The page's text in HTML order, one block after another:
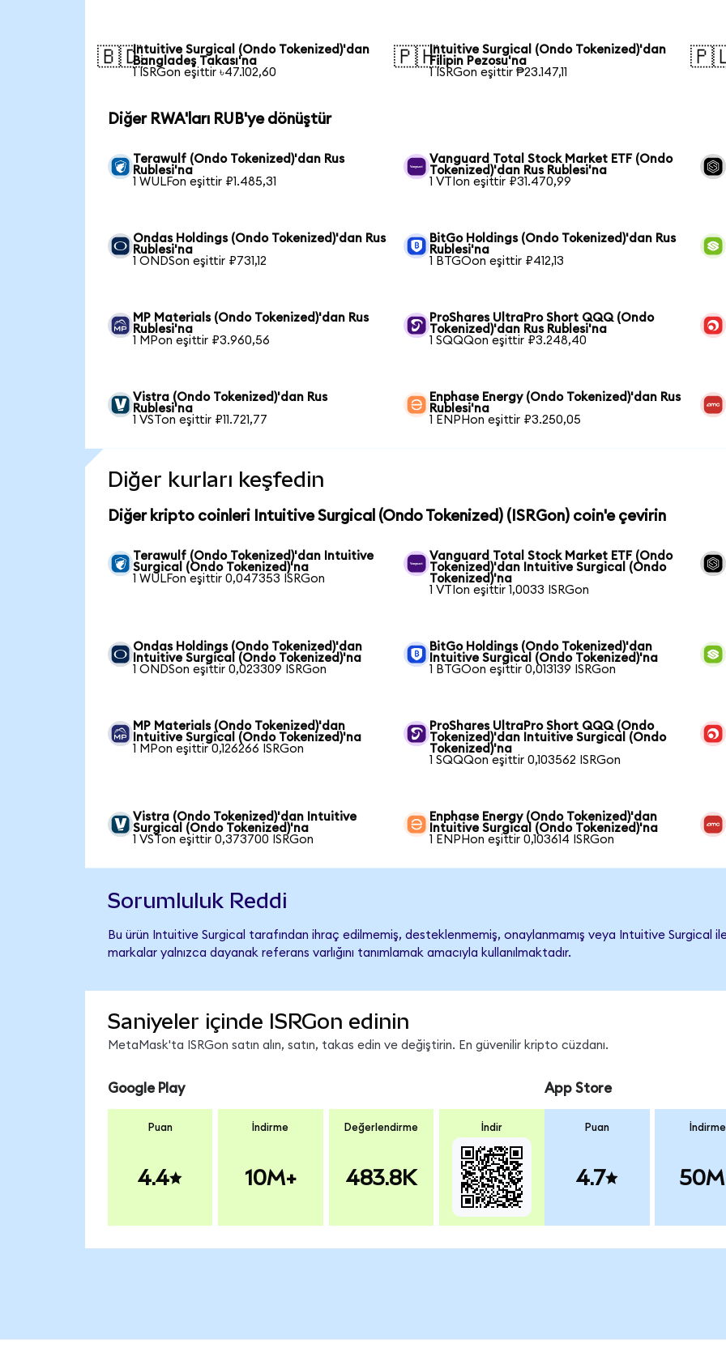
🇧🇩Intuitive Surgical (Ondo Tokenized)'dan
Bangladeş Takası'na
1 ISRGon eşittir ৳47.102,60
🇵🇭Intuitive Surgical (Ondo Tokenized)'dan
Filipin Pezosu'na
1 ISRGon eşittir ₱23.147,11
Diğer RWA'ları RUB'ye dönüştür
Terawulf (Ondo Tokenized)'dan Rus
Rublesi'na
1 WULFon eşittir ₽1.485,31
Vanguard Total Stock Market ETF (Ondo
Tokenized)'dan Rus Rublesi'na
1 VTIon eşittir ₽31.470,99
Ondas Holdings (Ondo Tokenized)'dan Rus
Rublesi'na
1 ONDSon eşittir ₽731,12
BitGo Holdings (Ondo Tokenized)'dan Rus
Rublesi'na
1 BTGOon eşittir ₽412,13
MP Materials (Ondo Tokenized)'dan Rus
Rublesi'na
1 MPon eşittir ₽3.960,56
ProShares UltraPro Short QQQ (Ondo
Tokenized)'dan Rus Rublesi'na
1 SQQQon eşittir ₽3.248,40
Vistra (Ondo Tokenized)'dan Rus
Rublesi'na
1 VSTon eşittir ₽11.721,77
Enphase Energy (Ondo Tokenized)'dan Rus
Rublesi'na
1 ENPHon eşittir ₽3.250,05
Diğer kurları keşfedin
Diğer kripto coinleri Intuitive Surgical (Ondo Tokenized) (ISRGon) coin'e çevirin
Terawulf (Ondo Tokenized)'dan Intuitive
Surgical (Ondo Tokenized)'na
1 WULFon eşittir 0,047353 ISRGon
Vanguard Total Stock Market ETF (Ondo
Tokenized)'dan Intuitive Surgical (Ondo
Tokenized)'na
1 VTIon eşittir 1,0033 ISRGon
Ondas Holdings (Ondo Tokenized)'dan
Intuitive Surgical (Ondo Tokenized)'na
1 ONDSon eşittir 0,023309 ISRGon
BitGo Holdings (Ondo Tokenized)'dan
Intuitive Surgical (Ondo Tokenized)'na
1 BTGOon eşittir 0,013139 ISRGon
MP Materials (Ondo Tokenized)'dan
Intuitive Surgical (Ondo Tokenized)'na
1 MPon eşittir 0,126266 ISRGon
ProShares UltraPro Short QQQ (Ondo
Tokenized)'dan Intuitive Surgical (Ondo
Tokenized)'na
1 SQQQon eşittir 0,103562 ISRGon
Vistra (Ondo Tokenized)'dan Intuitive
Surgical (Ondo Tokenized)'na
1 VSTon eşittir 0,373700 ISRGon
Enphase Energy (Ondo Tokenized)'dan
Intuitive Surgical (Ondo Tokenized)'na
1 ENPHon eşittir 0,103614 ISRGon
Sorumluluk Reddi
Bu ürün Intuitive Surgical tarafından ihraç edilmemiş, desteklenmemiş, onaylanmamış veya Intuitive Surgical
markalar yalnızca dayanak referans varlığını tanımlamak amacıyla kullanılmaktadır.
Saniyeler içinde ISRGon edinin
MetaMask'ta ISRGon satın alın, satın, takas edin ve değiştirin. En güvenilir kripto cüzdanı.
Google Play
Puan
4.4
İndirme
10M+
Değerlendirme
483.8K
İndir
App Store
Puan
4.7
İndirme